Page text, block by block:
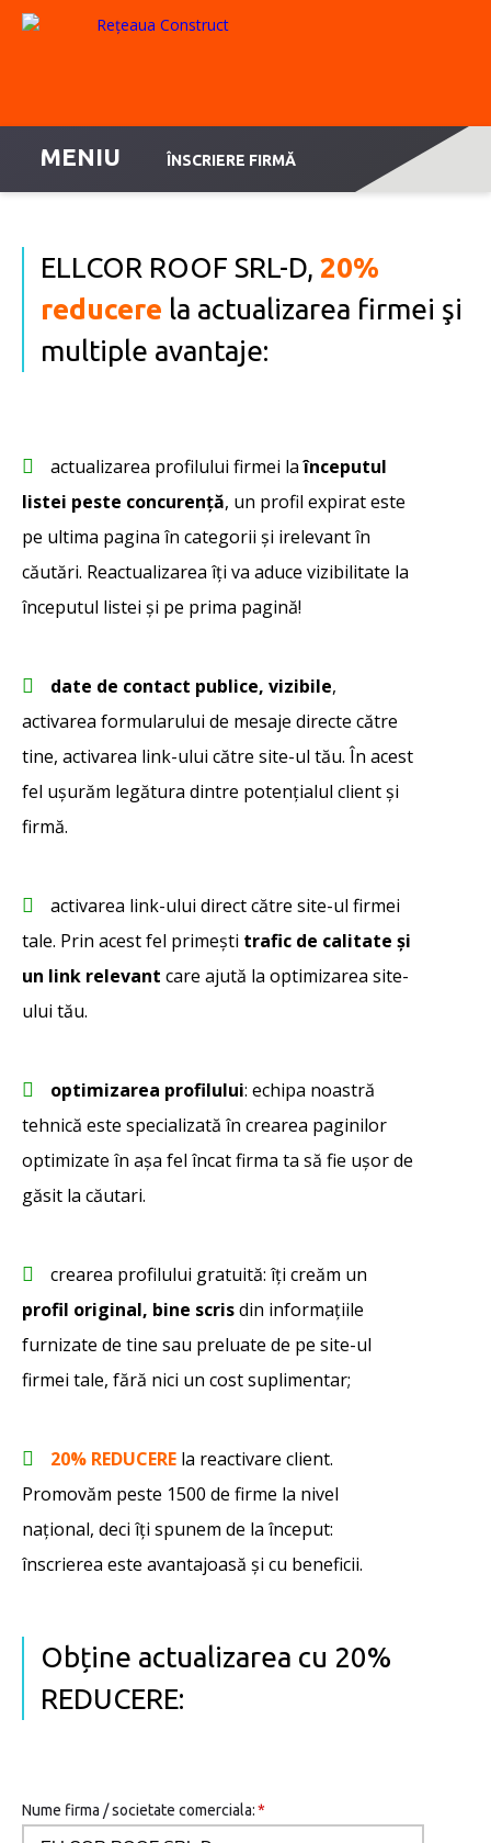
MENIU ÎNSCRIERE FIRMĂ
ELLCOR ROOF SRL-D, 20%
reducere la actualizarea firmei şi
multiple avantaje:
actualizarea profilului firmei laînceputul
listei peste concurență, un profil expirat este
pe ultima pagina în categorii și irelevant în
căutări. Reactualizarea îți va aduce vizibilitate la
începutul listei și pe prima pagină!
date de contact publice, vizibile,
activarea formularului de mesaje directe către
tine, activarea link-ului către site-ul tău. În acest
fel ușurăm legătura dintre potențialul client și
firmă.
activarea link-ului direct către site-ul firmei
tale. Prin acest fel primești trafic de calitate și
un link relevant care ajută la optimizarea site-
ului tău.
optimizarea profilului: echipa noastră
tehnică este specializată în crearea paginilor
optimizate în așa fel încat firma ta să fie ușor de
găsit la căutari.
crearea profilului gratuită: îți creăm un
profil original, bine scrisdin informațiile
furnizate de tine sau preluate de pe site-ul
firmei tale, fără nici un cost suplimentar;
20% REDUCERE la reactivare client.
Promovăm peste 1500 de firme la nivel
național, deci îţi spunem de la început:
înscrierea este avantajoasă şi cu beneficii.
Obține actualizarea cu 20%
REDUCERE:
Nume firma / societate comerciala:*